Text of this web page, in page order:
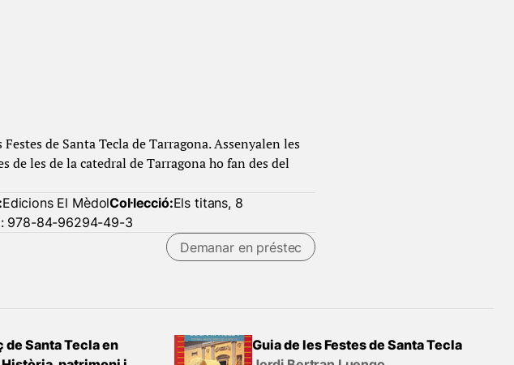
de Santa Tecla de Tarragona. Assenyalen les
les de la catedral de Tarragona ho fan des del
Edicions El MèdolCol·lecció:Els titans, 8
978-84-96294-49-3
Demanar en préstec
de Santa Tecla en
Guia de les Festes de Santa Tecla